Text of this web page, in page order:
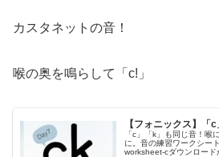
カスタネットの音！
喉の奥を鳴らして「c!」
【フォニックス】「
「c」「k」も同じ音！喉
に。音の練習ワークシー
worksheet-cダウンロー